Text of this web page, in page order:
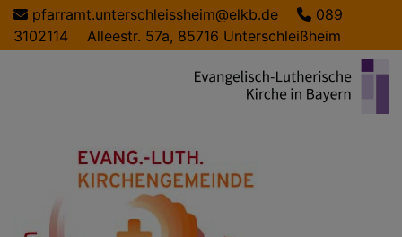
Direkt
zum
Inhalt
pfarramt.unterschleissheim@elkb.de
089
3102114
Alleestr. 57a, 85716 Unterschleißheim